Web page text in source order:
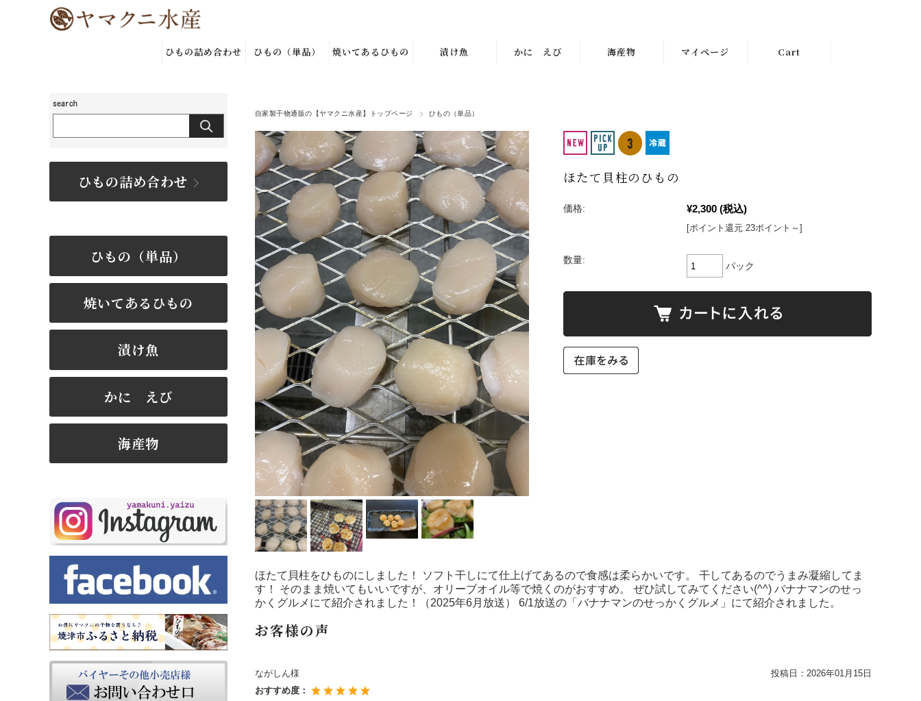
ひもの詰め合わせ ひもの（単品） 焼いてあるひもの 漬け魚 かに えび 海産物 マイページ Cart
自家製干物通販の【ヤマクニ水産】トップページ ひもの（単品）
ほたて貝柱のひもの
価格: ¥2,300 (税込)
[ポイント還元 23ポイント～]
数量:
パック
ほたて貝柱をひものにしました！ ソフト干しにて仕上げてあるので食感は柔らかいです。 干してあるのでうまみ凝縮してま
す！ そのまま焼いてもいいですが、オリーブオイル等で焼くのがおすすめ。 ぜひ試してみてください(^^) バナナマンのせっ
かくグルメにて紹介されました！（2025年6月放送） 6/1放送の「バナナマンのせっかくグルメ」にて紹介されました。
お客様の声
ながしん様 投稿日： 2026年01月15日
おすすめ度：
ひもの詰め合わせ
ひもの（単品）
焼いてあるひもの
漬け魚
かに えび
海産物